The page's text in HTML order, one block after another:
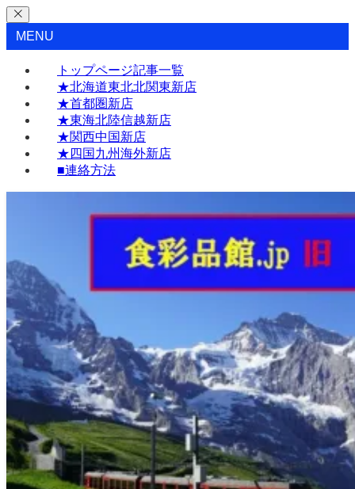
MENU
トップページ記事一覧
★北海道東北北関東新店
★首都圏新店
★東海北陸信越新店
★関西中国新店
★四国九州海外新店
■連絡方法